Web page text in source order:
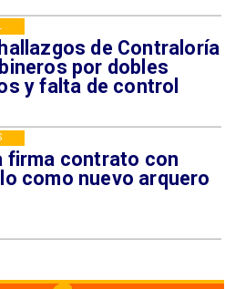
de Contraloría
por dobles
y falta de control
firma contrato con
como nuevo arquero